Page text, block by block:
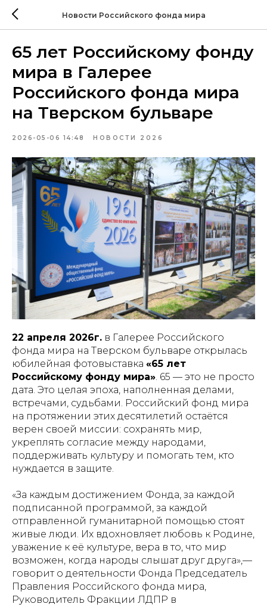
Новости Российского фонда мира
65 лет Российскому фонду
мира в Галерее
Российского фонда мира
на Тверском бульваре
2026-05-06 14:48 НОВОСТИ 2026
22 апреля 2026г. в Галерее Российского
фонда мира на Тверском бульваре открылась
юбилейная фотовыставка «65 лет
Российскому фонду мира». 65 — это не просто
дата. Это целая эпоха, наполненная делами,
встречами, судьбами. Российский фонд мира
на протяжении этих десятилетий остаётся
верен своей миссии: сохранять мир,
укреплять согласие между народами,
поддерживать культуру и помогать тем, кто
нуждается в защите.
«За каждым достижением Фонда, за каждой
подписанной программой, за каждой
отправленной гуманитарной помощью стоят
живые люди. Их вдохновляет любовь к Родине,
уважение к её культуре, вера в то, что мир
возможен, когда народы слышат друг друга»,—
говорит о деятельности Фонда Председатель
Правления Российского фонда мира,
Руководитель Фракции ЛДПР в